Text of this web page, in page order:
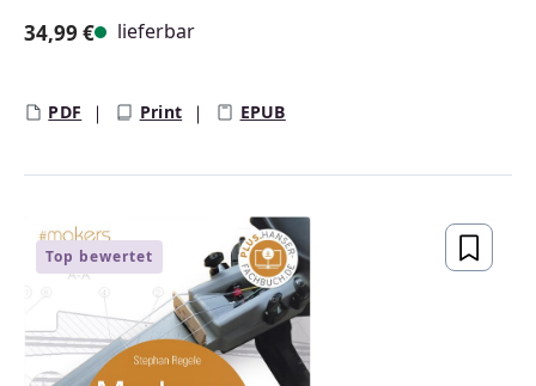
34,99 € lieferbar
PDF Print EPUB
Top bewertet